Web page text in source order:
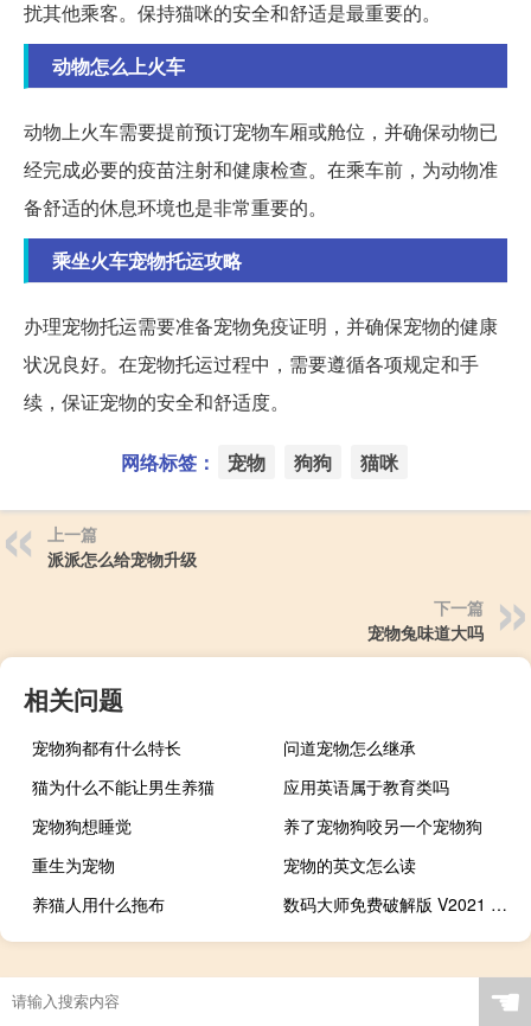
扰其他乘客。保持猫咪的安全和舒适是最重要的。
动物怎么上火车
动物上火车需要提前预订宠物车厢或舱位，并确保动物已
经完成必要的疫苗注射和健康检查。在乘车前，为动物准
备舒适的休息环境也是非常重要的。
乘坐火车宠物托运攻略
办理宠物托运需要准备宠物免疫证明，并确保宠物的健康
状况良好。在宠物托运过程中，需要遵循各项规定和手
续，保证宠物的安全和舒适度。
网络标签： 宠物 狗狗 猫咪
上一篇
派派怎么给宠物升级
下一篇
宠物兔味道大吗
相关问题
宠物狗都有什么特长
问道宠物怎么继承
猫为什么不能让男生养猫
应用英语属于教育类吗
宠物狗想睡觉
养了宠物狗咬另一个宠物狗
重生为宠物
宠物的英文怎么读
养猫人用什么拖布
数码大师免费破解版 V2021 免注册码版（数码大师免费破解版 V2021 免注册码版功能简介）
☚